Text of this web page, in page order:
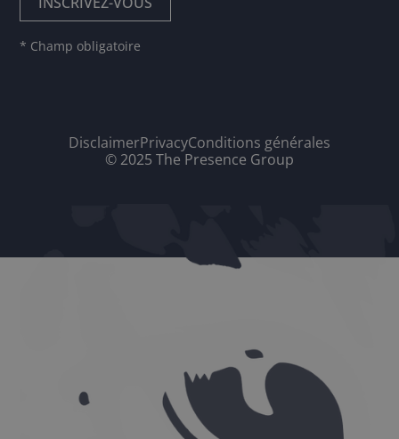
* Champ obligatoire
DisclaimerPrivacyConditions générales
© 2025 The Presence Group